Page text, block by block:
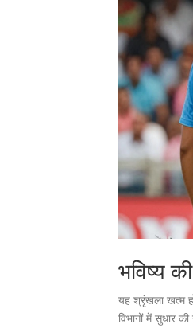
भविष्य
यह श्रृंखला खत्म
विभागों में सुधार